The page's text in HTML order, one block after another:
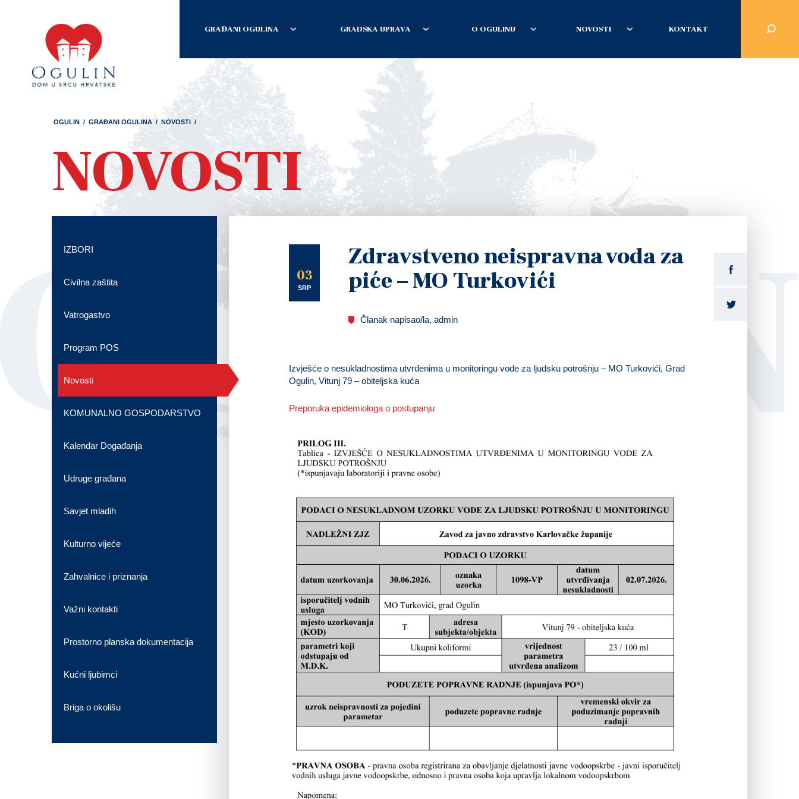
GRAĐANI OGULINA GRADSKA UPRAVA O OGULINU NOVOSTI KONTAKT
OGULIN / GRAĐANI OGULINA / NOVOSTI /
NOVOSTI
03
SRP
Zdravstveno neispravna voda za
piće – MO Turkovići
Članak napisao/la, admin
Izvješće o nesukladnostima utvrđenima u monitoringu vode za ljudsku potrošnju – MO Turkovići, Grad
Ogulin, Vitunj 79 – obiteljska kuća
Preporuka epidemiologa o postupanju
IZBORI
Civilna zaštita
Vatrogastvo
Program POS
Novosti
KOMUNALNO GOSPODARSTVO
Kalendar Događanja
Udruge građana
Savjet mladih
Kulturno vijeće
Zahvalnice i priznanja
Važni kontakti
Prostorno planska dokumentacija
Kućni ljubimci
Briga o okolišu